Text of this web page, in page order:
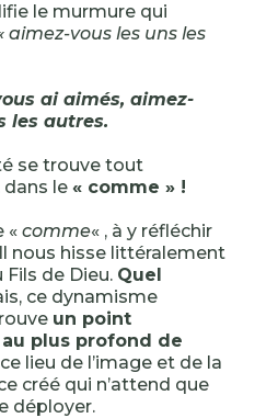
le murmure qui
aimez-vous les uns les
ai aimés, aimez-
les autres.
se trouve tout
le « comme » !
« comme« , à y réfléchir
nous hisse littéralement
Fils de Dieu. Quel
ce dynamisme
un point
au plus profond de
ce lieu de l’image et de la
créé qui n’attend que
déployer.